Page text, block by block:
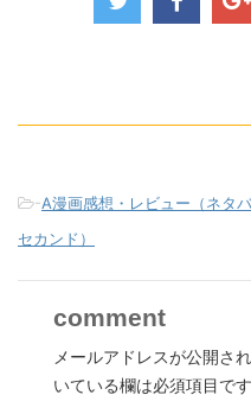
-A漫画感想・レビュー（ネタバ
セカンド）
comment
メールアドレスが公開さ
いている欄は必須項目です